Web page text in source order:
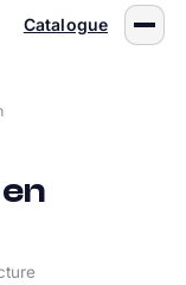
Catalogue